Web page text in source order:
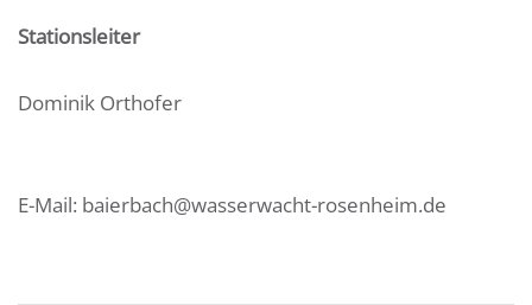
Stationsleiter
Dominik Orthofer
E-Mail: baierbach@wasserwacht-rosenheim.de